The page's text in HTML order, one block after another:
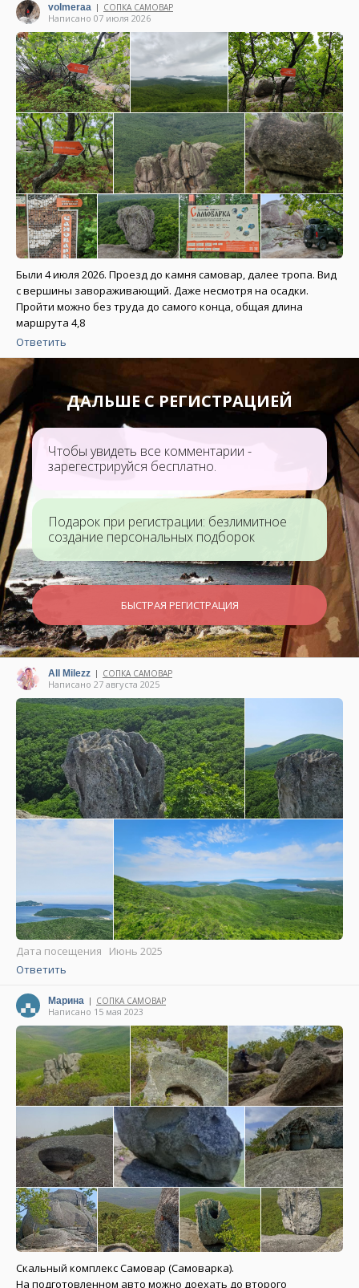
volmeraa | СОПКА САМОВАР
Написано 07 июля 2026
Были 4 июля 2026. Проезд до камня самовар, далее тропа. Вид
с вершины завораживающий. Даже несмотря на осадки.
Пройти можно без труда до самого конца, общая длина
маршрута 4,8
Ответить
ДАЛЬШЕ С РЕГИСТРАЦИЕЙ
Чтобы увидеть все комментарии -
зарегестрируйся бесплатно.
Подарок при регистрации: безлимитное
создание персональных подборок
БЫСТРАЯ РЕГИСТРАЦИЯ
All Milezz | СОПКА САМОВАР
Написано 27 августа 2025
Дата посещения Июнь 2025
Ответить
Марина | СОПКА САМОВАР
Написано 15 мая 2023
Скальный комплекс Самовар (Самоварка).
На подготовленном авто можно доехать до второго